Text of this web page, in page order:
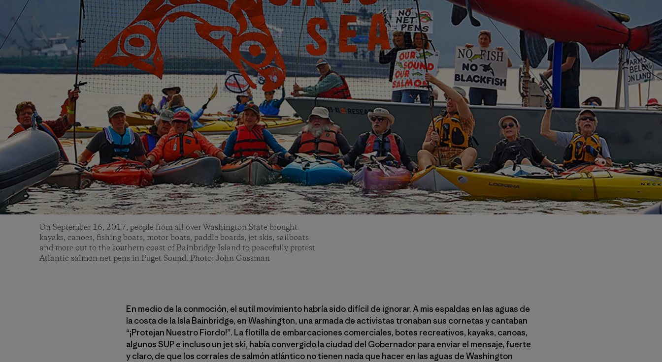
On September 16, 2017, people from all over Washington State brought
kayaks, canoes, fishing boats, motor boats, paddle boards, jet skis, sailboats
and more out to the southern coast of Bainbridge Island to peacefully protest
Atlantic salmon net pens in Puget Sound. Photo: John Gussman
En medio de la conmoción, el sutil movimiento habría sido difícil de ignorar. A mis espaldas en las aguas de
la costa de la Isla Bainbridge, en Washington, una armada de activistas tronaban sus cornetas y cantaban
“¡Protejan Nuestro Fiordo!”. La flotilla de embarcaciones comerciales, botes recreativos, kayaks, canoas,
algunos SUP e incluso un jet ski, había convergido la ciudad del Gobernador para enviar el mensaje, fuerte
y claro, de que los corrales de salmón atlántico no tienen nada que hacer en las aguas de Washington